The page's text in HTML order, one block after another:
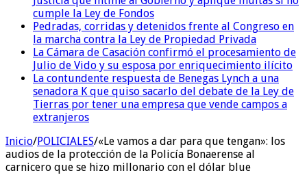
cumple la Ley de Fondos
Pedradas, corridas y detenidos frente al Congreso en
la marcha contra la Ley de Propiedad Privada
La Cámara de Casación confirmó el procesamiento de
Julio de Vido y su esposa por enriquecimiento ilícito
La contundente respuesta de Benegas Lynch a una
senadora K que quiso sacarlo del debate de la Ley de
Tierras por tener una empresa que vende campos a
extranjeros
Inicio/POLICIALES/«Le vamos a dar para que tengan»: los
audios de la protección de la Policía Bonaerense al
carnicero que se hizo millonario con el dólar blue